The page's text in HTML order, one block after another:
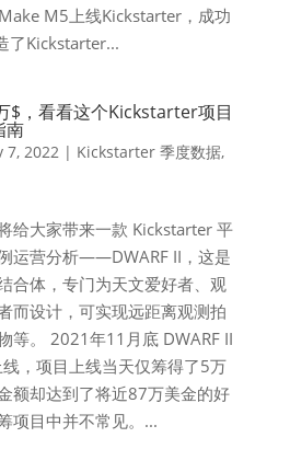
M5上线Kickstarter，成功
了Kickstarter...
$，看看这个Kickstarter项目
南
7, 2022 | Kickstarter 季度数据,
给大家带来一款 Kickstarter 平
运营分析——DWARF II，这是
合体，专门为天文爱好者、观
而设计，可实现远距离观测拍
等。 2021年11月底 DWARF II
，项目上线当天仅筹得了5万
额却达到了将近87万美金的好
项目中并不常见。...